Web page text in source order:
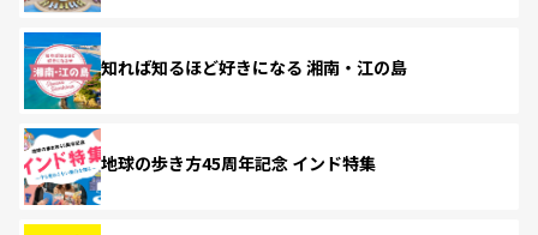
知れば知るほど好きになる 湘南・江の島
地球の歩き方45周年記念 インド特集